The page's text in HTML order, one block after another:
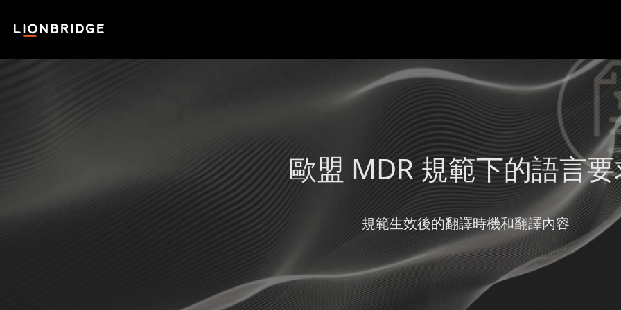
歐盟 MDR 規範下的語言
規範生效後的翻譯時機和翻譯內容